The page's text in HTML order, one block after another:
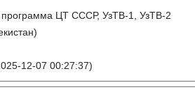
ЦТ СССР, УзТВ-1, УзТВ-2
12-07 00:27:37)